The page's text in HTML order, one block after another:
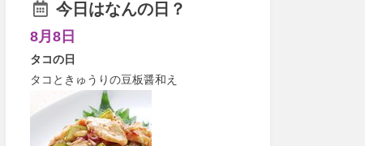
今日はなんの日？
8月8日
タコの日
タコときゅうりの豆板醤和え